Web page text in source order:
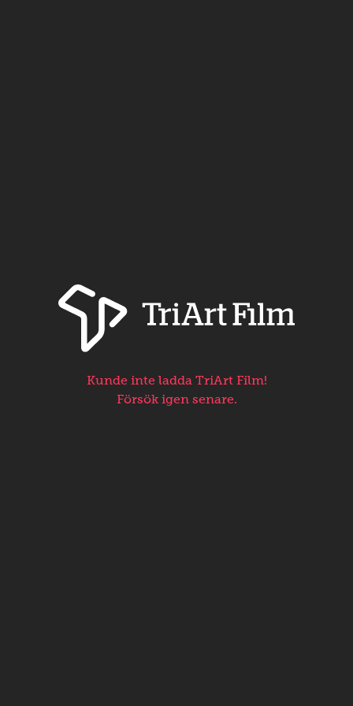
Kunde inte ladda TriArt Film!
Försök igen senare.